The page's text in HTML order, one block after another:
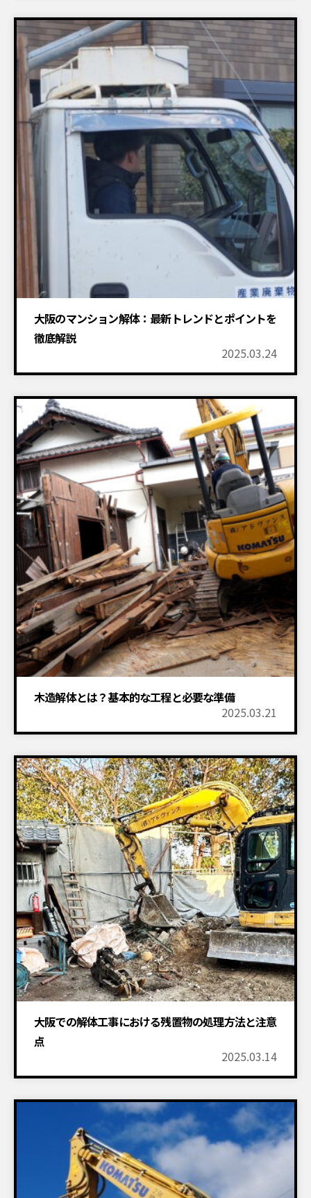
大阪のマンション解体：最新トレンドとポイントを
徹底解説
2025.03.24
設置物撤去 建物解体工事 各種届出
木造解体とは？基本的な工程と必要な準備
2025.03.21
設置物撤去 建物解体工事
付帯工事
空き家
大阪での解体工事における残置物の処理方法と注意
点
2025.03.14
設置物撤去 建物解体工事 付帯工事
設置物撤去 建物解体工事
付帯工事
アスベスト
空き家